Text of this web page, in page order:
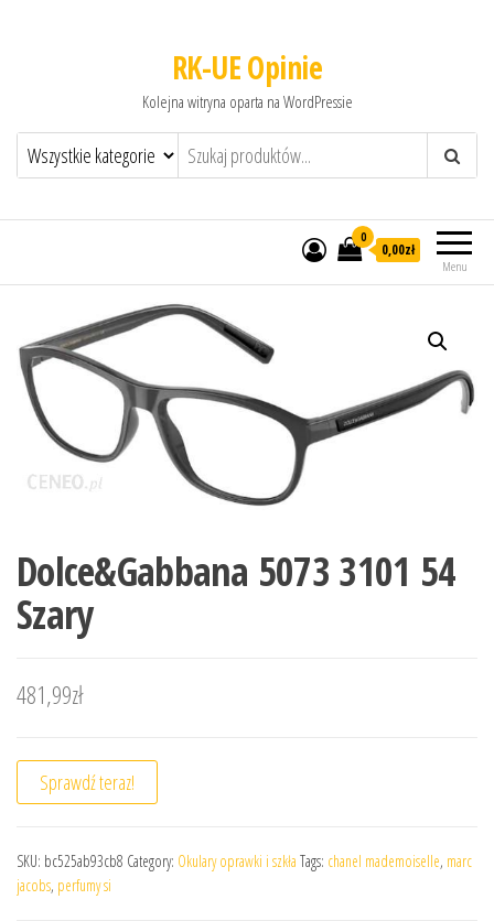
RK-UE Opinie
Kolejna witryna oparta na WordPressie
Menu
0
0,00zł
Dolce&Gabbana 5073 3101 54
Szary
481,99zł
Sprawdź teraz!
SKU: bc525ab93cb8 Category: Okulary oprawki i szkła Tags: chanel mademoiselle, marc
jacobs, perfumy si